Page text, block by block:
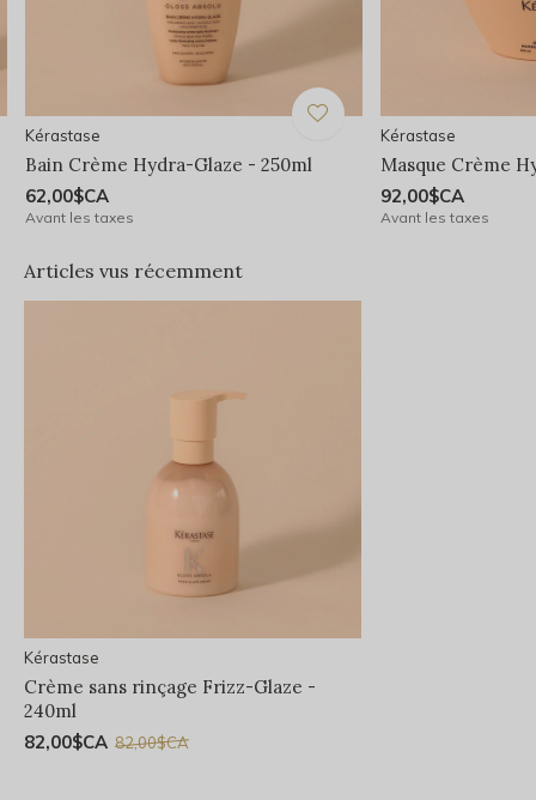
Kérastase
Bain Crème Hydra-Glaze - 250ml
62,00$CA
Avant les taxes
Kérastase
Masque Crème
92,00$CA
Avant les taxes
Articles vus récemment
Kérastase
Crème sans rinçage Frizz-Glaze -
240ml
82,00$CA 82,00$CA